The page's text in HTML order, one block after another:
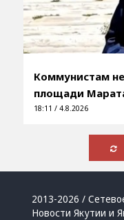
Коммунистам
площади
18:11 / 4.8.2026
2013-2026 /
Новости Якутии и